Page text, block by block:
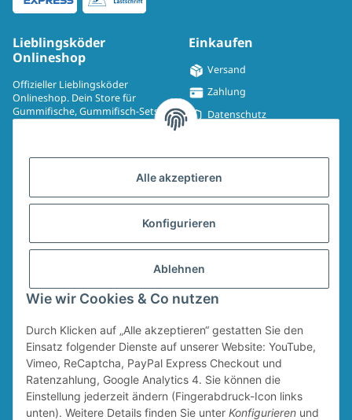
Alle akzeptieren
Konfigurieren
Ablehnen
Wie wir Cookies & Co nutzen
Durch Klicken auf „Alle akzeptieren“ gestatten Sie den
Einsatz folgender Dienste auf unserer Website: YouTube,
Vimeo, ReCaptcha, PayPal Express Checkout und
Ratenzahlung, Google Analytics 4. Sie können die
Einstellung jederzeit ändern (Fingerabdruck-Icon links
unten). Weitere Details finden Sie unter Konfigurieren und
Lieblingsköder
Onlineshop
Offizieller Lieblingsköder
Onlineshop. Dein Store für
Gummifische, Gummifisch-Sets,
Einkaufen
Versand
Zahlung
Datenschutz
Widerrufsrecht
AGB
Sitemap
Widerrufsformular
Vertrag widerrufen
* Alle Preise inkl. gesetzlicher USt., zzgl.Versand
Für den Versand von Ruten und Keschern wird ein Sperrgutzuschlag in Höhe
von 4,95 € erhoben. Dieser Zuschlag fällt unabhängig vom Warenwert an.